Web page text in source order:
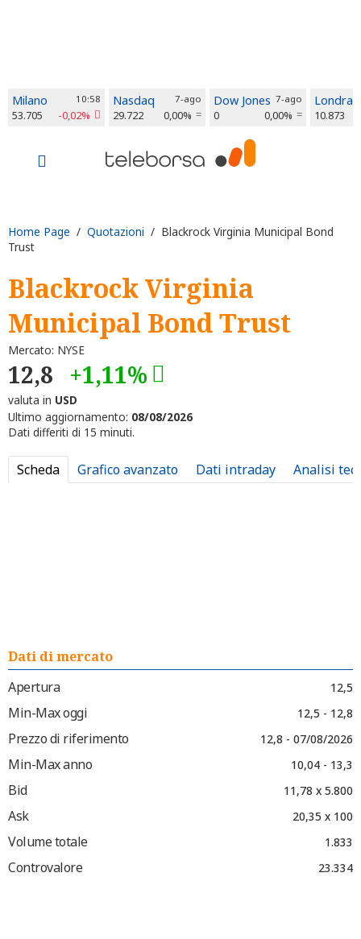
Milano 10:58
53.705 -0,02%
Nasdaq 7-ago
29.722 0,00%
Dow Jones 7-ago
0 0,00%
Londra
10.873
Home Page / Quotazioni / Blackrock Virginia Municipal Bond
Trust
Blackrock Virginia
Municipal Bond Trust
Mercato: NYSE
12,8 +1,11%
valuta in USD
Ultimo aggiornamento: 08/08/2026
Dati differiti di 15 minuti.
Scheda Grafico avanzato Dati intraday Analisi
Dati di mercato
Apertura
12,5
Min-Max oggi 12,5 - 12,8
Prezzo di riferimento 12,8 - 07/08/2026
Min-Max anno 10,04 - 13,3
Bid 11,78 x 5.800
Ask 20,35 x 100
Volume totale 1.833
Controvalore 23.334